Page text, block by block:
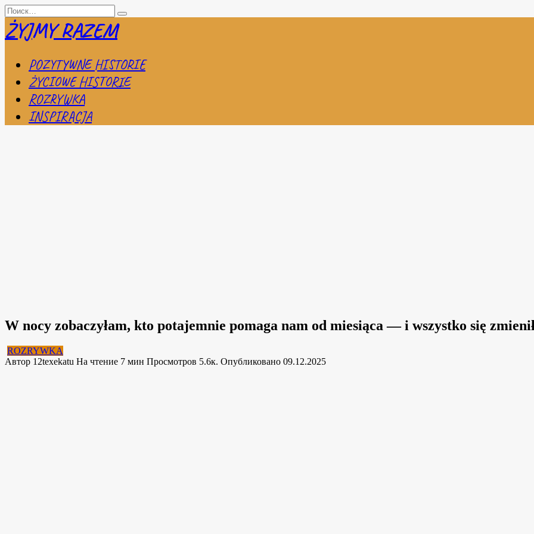
Перейти
к
содержанию
Search
for:
ŻYJMY RAZEM
POZYTYWNE HISTORIE
ŻYCIOWE HISTORIE
ROZRYWKA
INSPIRACJA
W nocy zobaczyłam, kto potajemnie pomaga nam od miesiąca — i wszystko się
ROZRYWKA
Автор 12texekatu На чтение 7 мин Просмотров 5.6к. Опубликовано 09.12.2025